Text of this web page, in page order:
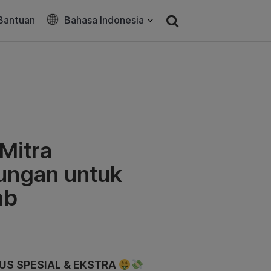
Bahasa Indonesia
untuk
SPESIAL & EKSTRA